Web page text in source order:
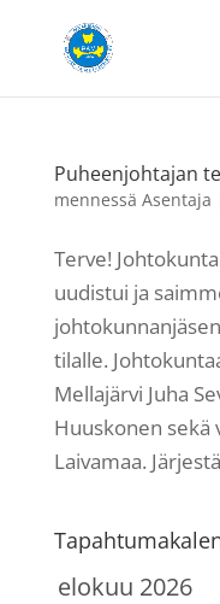
Puheenjohtajan
mennessä Asentaja
Terve!
uudistui ja
tilalle.
Mellajärvi Juha
Huuskonen sekä
Laivamaa.